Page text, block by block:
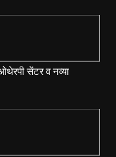
सेंटर व नव्या